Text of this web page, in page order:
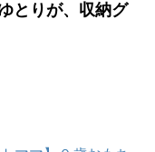
とりが、収納グ